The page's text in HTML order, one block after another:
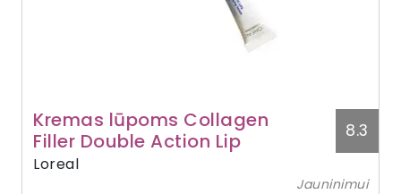
Kremas lūpoms Collagen
Filler Double Action Lip
Loreal
8.3
Jauninimui